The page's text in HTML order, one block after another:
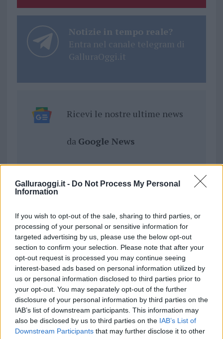
Galluraoggi.it - Do Not Process My Personal
Information
If you wish to opt-out of the sale, sharing to third parties, or
processing of your personal or sensitive information for
targeted advertising by us, please use the below opt-out
section to confirm your selection. Please note that after your
opt-out request is processed you may continue seeing
interest-based ads based on personal information utilized by
us or personal information disclosed to third parties prior to
your opt-out. You may separately opt-out of the further
disclosure of your personal information by third parties on the
IAB’s list of downstream participants. This information may
also be disclosed by us to third parties on the IAB’s List of
Downstream Participants that may further disclose it to other
Notizie in tempo reale?
Entra nel canale telegram di
GalluraOggi.it
Ricevi le nostre ultime news
da Google News
Condividi l'articolo
F
a
ce
b
o
o
k
T
w
it
te
r
n
te
re
st
h
at
s
A
p
p
h
a
re
Articolo precedente
Prossimo articolo
NOTIZIE RECENTI
“Sul filo del discorso”: sold out ad Olbia per il
reading su Atzeni